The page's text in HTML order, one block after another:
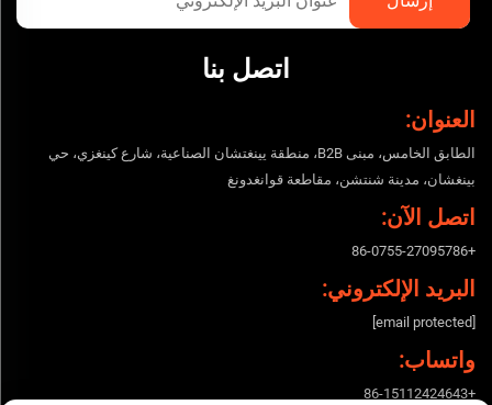
اتصل بنا
العنوان:
الطابق الخامس، مبنى B2B، منطقة يينغتشان الصناعية، شارع كينغزي، حي
بينغشان، مدينة شنتشن، مقاطعة قوانغدونغ
اتصل الآن:
+86-0755-27095786
البريد الإلكتروني:
واتساب:
+86-15112424643